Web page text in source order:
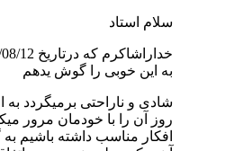
سلام استاد
به این خوبی را گوش یدهم
شادی و ناراحتی برمیگردد
روز آن را با خودمان مرور
افکار مناسب داشته باشیم